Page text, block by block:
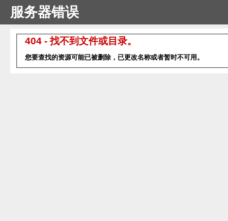
服务器错误
404 - 找不到文件或目录。
您要查找的资源可能已被删除，已更改名称或者暂时不可用。